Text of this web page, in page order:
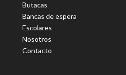
Butacas
Bancas de espera
Escolares
Nosotros
Contacto